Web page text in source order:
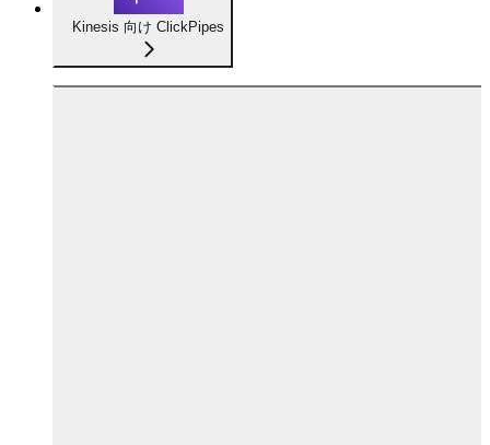
Kinesis 向け ClickPipes